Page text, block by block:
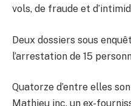
vols, de fraude et
Deux dossiers sous
l’arrestation de 15
Quatorze d’entre elles
Mathieu inc, un ex-